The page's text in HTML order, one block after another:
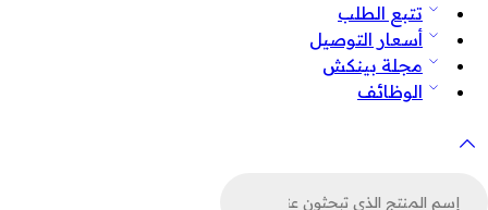
تتبع الطلب
أسعار التوصيل
مجلة بينكش
الوظائف